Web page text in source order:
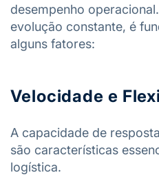
desempenho
evolução constante, é
alguns fatores:
Velocidade e
A capacidade de
são características
logística.